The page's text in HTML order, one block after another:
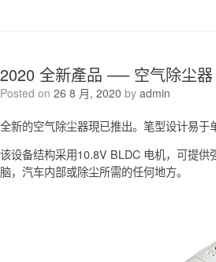
2020 全新產品 ── 空气除尘器
Posted on 26 8 月, 2020 by admin
全新的空气除尘器現已推出。笔型设计易于
该设备结构采用10.8V BLDC 电机，可提供
脑，汽车内部或除尘所需的任何地方。